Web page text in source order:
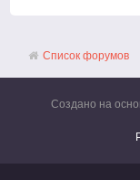
Список форумов
Создано на